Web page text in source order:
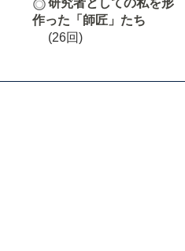
研究者としての私を形
作った「師匠」たち
(26回)